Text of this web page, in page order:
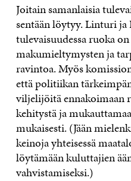
Joitain samanlaisia
sentään löytyy. Linturi ja
tulevaisuudessa ruoka
makumieltymysten ja
ravintoa. Myös
että politiikan
viljelijöitä ennakoimaan
kehitystä ja
mukaisesti. (Jään
keinoja yhteisessä
löytämään kuluttajien
vahvistamiseksi.)